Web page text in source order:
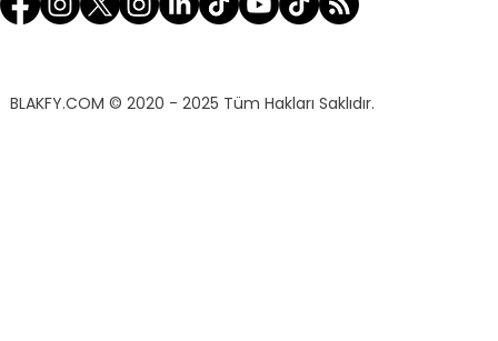
BLAKFY.COM © 2020 - 2025 Tüm Hakları Saklıdır.